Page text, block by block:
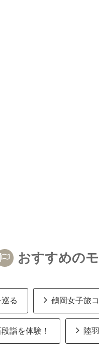
おすすめの
る 鶴岡女子旅
詣を体験！ 陸